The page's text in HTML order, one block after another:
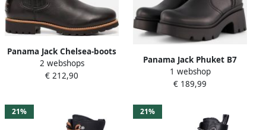
Panama Jack Chelsea-boots
Brigitte Igloo met
binnenkant van lamsvacht
2 webshops
€ 212,90
Panama Jack Phuket B7
Enkellaarsjes zwart
1 webshop
€ 189,99
21% 21%